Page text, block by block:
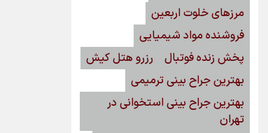
مرزهای خلوت اربعین
فروشنده مواد شیمیایی
پخش زنده فوتبال
رزرو هتل کیش
بهترین جراح بینی ترمیمی
بهترین جراح بینی استخوانی در
تهران